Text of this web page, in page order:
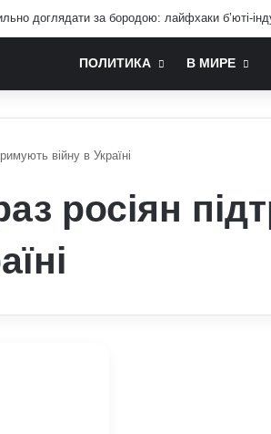
доглядати за бородою: лайфхаки б’юті-
ПОЛИТИКА В МИРЕ
війну в Україні
росіян